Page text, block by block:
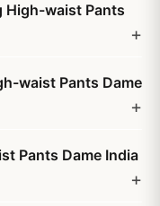
High-waist Pants
waist Pants Dame
Pants Dame India